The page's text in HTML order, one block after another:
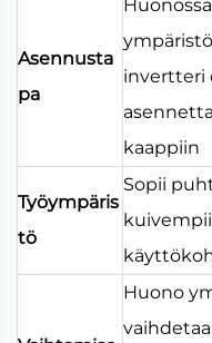
Asennusta
pa
Huonossa
invertteri
kaappiin
Työympäris
tö
Sopii
Huono